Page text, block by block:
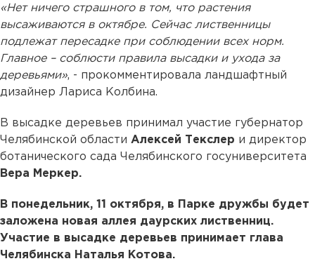
«Нет ничего страшного в том, что растения
высаживаются в октябре. Сейчас лиственницы
подлежат пересадке при соблюдении всех норм.
Главное – соблюсти правила высадки и ухода за
деревьями», - прокомментировала ландшафтный
дизайнер Лариса Колбина.
В высадке деревьев принимал участие губернатор
Челябинской области Алексей Текслер и директор
ботанического сада Челябинского госуниверситета
Вера Меркер.
В понедельник, 11 октября, в Парке дружбы будет
заложена новая аллея даурских лиственниц.
Участие в высадке деревьев принимает глава
Челябинска Наталья Котова.